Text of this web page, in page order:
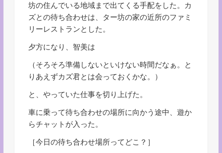
坊の住んでいる地域まで出てくる手配をした。カ
ズとの待ち合わせは、ター坊の家の近所のファミ
リーレストランとした。
夕方になり、智美は
（そろそろ準備しないといけない時間だなぁ。と
りあえずカズ君とは会っておくかな。）
と、やっていた仕事を切り上げた。
車に乗って待ち合わせの場所に向かう途中、遊か
らチャットが入った。
［今日の待ち合わせ場所ってどこ？］